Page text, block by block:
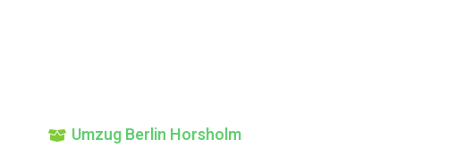
Umzug Berlin Horsholm